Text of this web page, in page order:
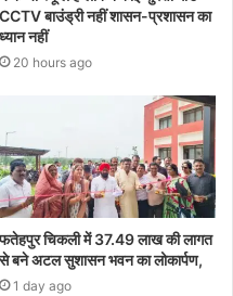
CCTV बाउंड्री नहीं शासन-प्रशासन का
ध्यान नहीं
20 hours ago
फतेहपुर चिकली में 37.49 लाख की लागत
से बने अटल सुशासन भवन का लोकार्पण,
1 day ago